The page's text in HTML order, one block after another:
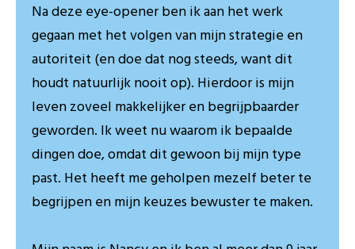
Na deze eye-opener ben ik aan het werk
gegaan met het volgen van mijn strategie en
autoriteit (en doe dat nog steeds, want dit
houdt natuurlijk nooit op). Hierdoor is mijn
leven zoveel makkelijker en begrijpbaarder
geworden. Ik weet nu waarom ik bepaalde
dingen doe, omdat dit gewoon bij mijn type
past. Het heeft me geholpen mezelf beter te
begrijpen en mijn keuzes bewuster te maken.